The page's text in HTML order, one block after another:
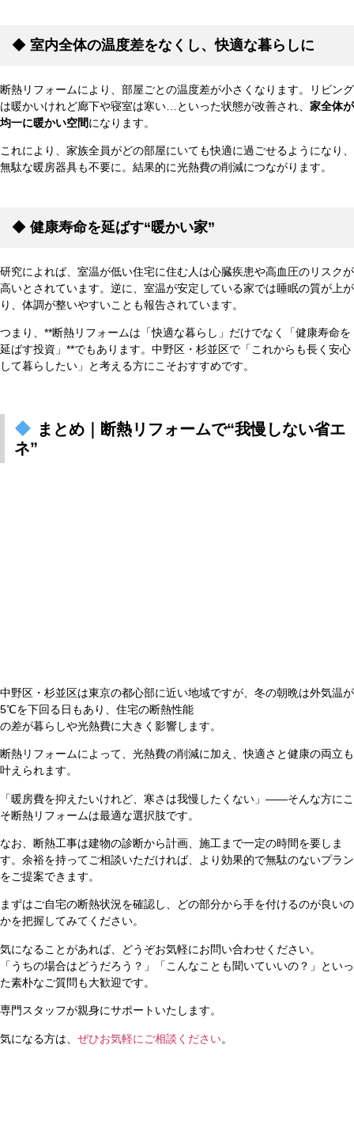
◆ 室内全体の温度差をなくし、快適な暮らしに
断熱リフォームにより、部屋ごとの温度差が小さくなります。リビング
は暖かいけれど廊下や寝室は寒い…といった状態が改善され、 家全体が
均一に暖かい空間になります。
これにより、家族全員がどの部屋にいても快適に過ごせるようになり、
無駄な暖房器具も不要に。結果的に光熱費の削減につながります。
◆ 健康寿命を延ばす“暖かい家”
研究によれば、室温が低い住宅に住む人は心臓疾患や高血圧のリスクが
高いとされています。逆に、室温が安定している家では睡眠の質が上が
り、体調が整いやすいことも報告されています。
つまり、**断熱リフォームは「快適な暮らし」だけでなく「健康寿命を
延ばす投資」**でもあります。中野区・杉並区で「これからも長く安心
して暮らしたい」と考える方にこそおすすめです。
まとめ｜断熱リフォームで“我慢しない省エ
ネ”
中野区・杉並区は東京の都心部に近い地域ですが、冬の朝晩は外気温が
5℃を下回る日もあり、住宅の断熱性能
の差が暮らしや光熱費に大きく影響します。
断熱リフォームによって、光熱費の削減に加え、快適さと健康の両立も
叶えられます。
「暖房費を抑えたいけれど、寒さは我慢したくない」――そんな方にこ
そ断熱リフォームは最適な選択肢です。
なお、断熱工事は建物の診断から計画、施工まで一定の時間を要しま
す。余裕を持ってご相談いただければ、より効果的で無駄のないプラン
をご提案できます。
まずはご自宅の断熱状況を確認し、どの部分から手を付けるのが良いの
かを把握してみてください。
気になることがあれば、どうぞお気軽にお問い合わせください。
「うちの場合はどうだろう？」「こんなことも聞いていいの？」といっ
た素朴なご質問も大歓迎です。
専門スタッフが親身にサポートいたします。
気になる方は、 ぜひお気軽にご相談ください。